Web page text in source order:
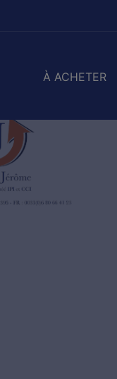
À ACHETER